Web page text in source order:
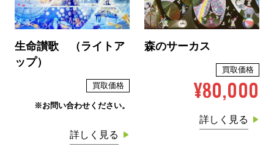
生命讃歌 （ライトア
ップ）
買取価格
※お問い合わせください。
詳しく見る
森のサーカス
買取価格
¥80,000
詳しく見る